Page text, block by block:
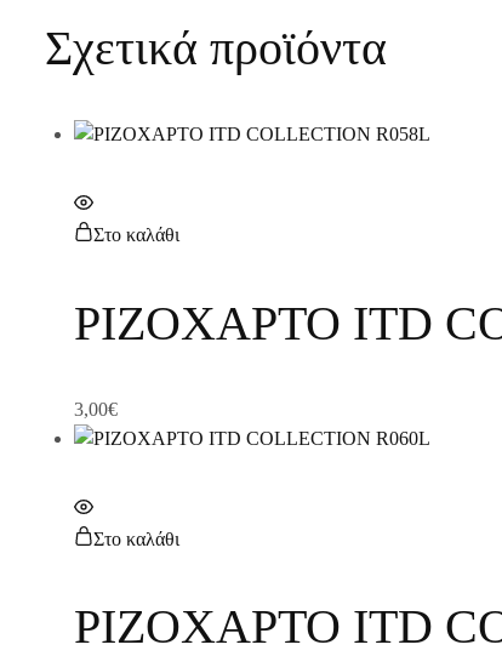
Σχετικά προϊόντα
Στο καλάθι
ΡΙΖΟΧΑΡΤΟ ITD
3,00€
Στο καλάθι
ΡΙΖΟΧΑΡΤΟ ITD